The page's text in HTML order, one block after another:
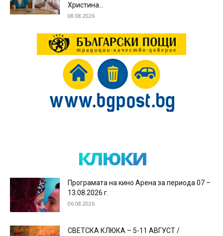
Христина...
08.08.2026
клюки
Програмата на кино Арена за периода 07 –
13.08.2026 г.
06.08.2026
СВЕТСКА КЛЮКА – 5-11 АВГУСТ /